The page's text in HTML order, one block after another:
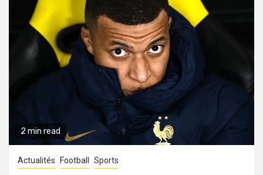
2 min read
Actualités Football Sports